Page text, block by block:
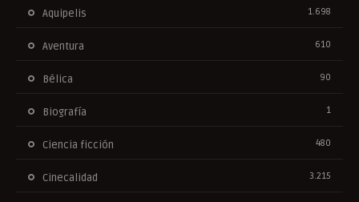
Aquipelis 1.698
Aventura 610
Bélica 90
Biografía 1
Ciencia ficción 480
Cinecalidad 3.215